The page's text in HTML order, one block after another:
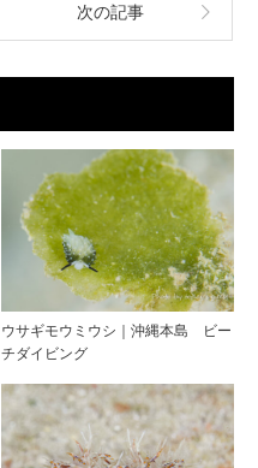
次の記事
ウサギモウミウシ｜沖縄本島 ビー
チダイビング